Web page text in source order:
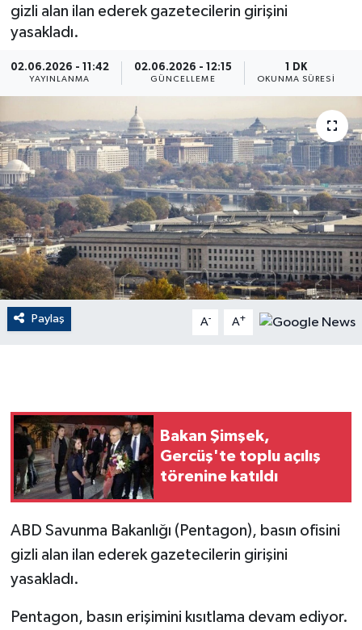
gizli alan ilan ederek gazetecilerin girişini
yasakladı.
02.06.2026 - 11:42
YAYINLANMA
02.06.2026 - 12:15
GÜNCELLEME
1 DK
OKUNMA SÜRESI
Paylaş A- A+
Bakan Şimşek,
Gercüş'te toplu açılış
törenine katıldı
ABD Savunma Bakanlığı (Pentagon), basın ofisini
gizli alan ilan ederek gazetecilerin girişini
yasakladı.
Pentagon, basın erişimini kısıtlama devam ediyor.
Advertising news
ÇEVRE
Dış Haberler
Dünya
EĞİTİM
EKONOMİ
English News
Gayrimenkul
GENEL
Güvenlik
Haber Arşivi